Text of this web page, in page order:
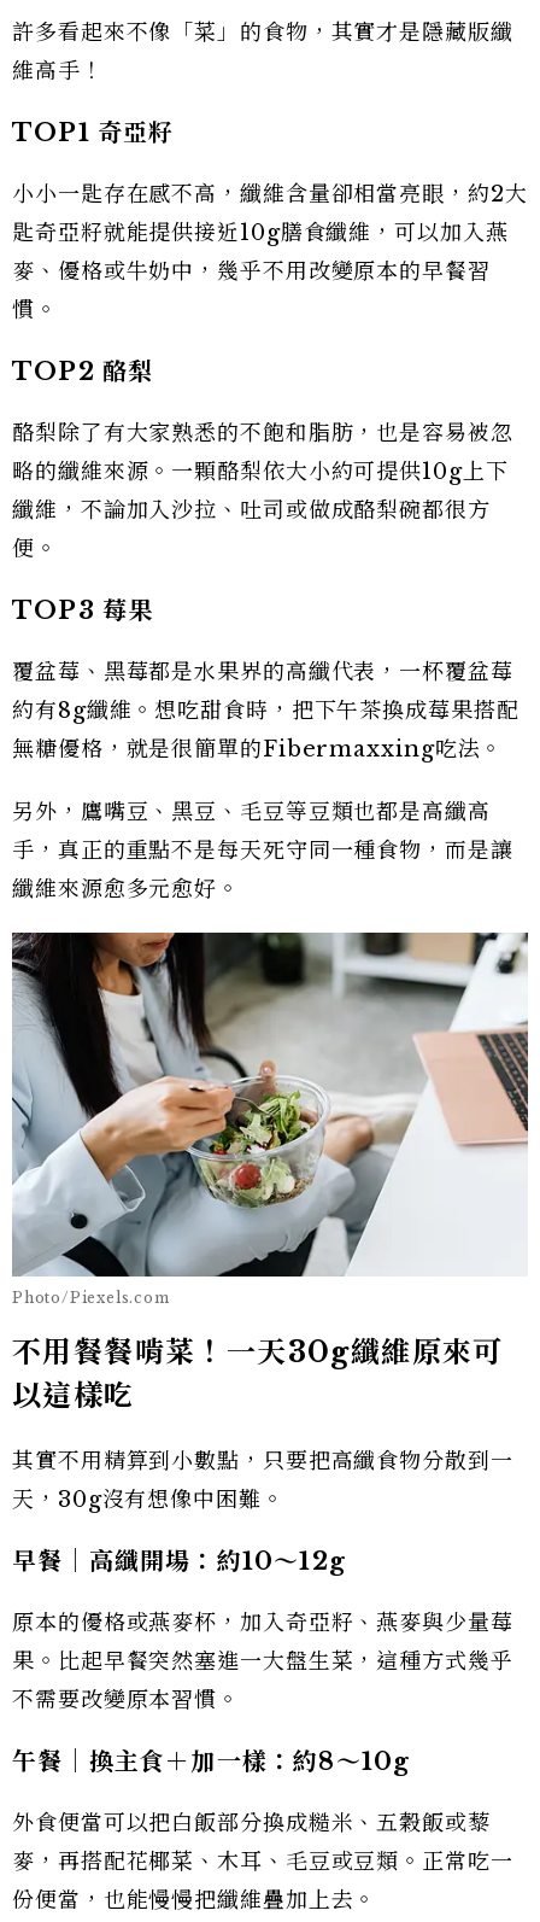
許多看起來不像「菜」的食物，其實才是隱藏版纖
維高手！
TOP1 奇亞籽
小小一匙存在感不高，纖維含量卻相當亮眼，約2大
匙奇亞籽就能提供接近10g膳食纖維，可以加入燕
麥、優格或牛奶中，幾乎不用改變原本的早餐習
慣。
TOP2 酪梨
酪梨除了有大家熟悉的不飽和脂肪，也是容易被忽
略的纖維來源。一顆酪梨依大小約可提供10g上下
纖維，不論加入沙拉、吐司或做成酪梨碗都很方
便。
TOP3 莓果
覆盆莓、黑莓都是水果界的高纖代表，一杯覆盆莓
約有8g纖維。想吃甜食時，把下午茶換成莓果搭配
無糖優格，就是很簡單的Fibermaxxing吃法。
另外，鷹嘴豆、黑豆、毛豆等豆類也都是高纖高
手，真正的重點不是每天死守同一種食物，而是讓
纖維來源愈多元愈好。
Photo/Piexels.com
不用餐餐啃菜！一天30g纖維原來可
以這樣吃
其實不用精算到小數點，只要把高纖食物分散到一
天，30g沒有想像中困難。
早餐｜高纖開場：約10～12g
原本的優格或燕麥杯，加入奇亞籽、燕麥與少量莓
果。比起早餐突然塞進一大盤生菜，這種方式幾乎
不需要改變原本習慣。
午餐｜換主食＋加一樣：約8～10g
外食便當可以把白飯部分換成糙米、五穀飯或藜
麥，再搭配花椰菜、木耳、毛豆或豆類。正常吃一
份便當，也能慢慢把纖維疊加上去。